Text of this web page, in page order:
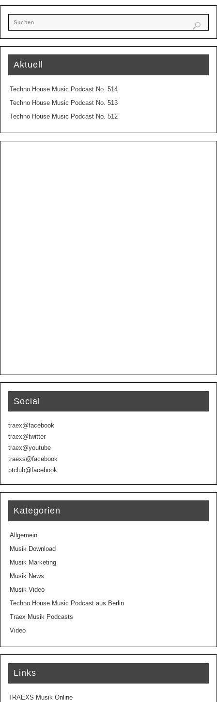
Aktuell
Techno House Music Podcast No. 514
Techno House Music Podcast No. 513
Techno House Music Podcast No. 512
Social
traex@facebook
traex@twitter
traex@youtube
traexs@facebook
btclub@facebook
Kategorien
Allgemein
Musik Download
Musik Marketing
Musik News
Musik Video
Techno House Music Podcast aus Berlin
Traex Musik Podcasts
Video
Links
TRAEXS Musik Online